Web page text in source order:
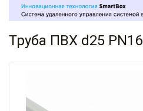
Труба ПВХ d25 PN16